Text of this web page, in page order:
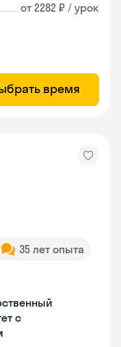
от 2282 ₽ / урок
время
35 лет опыта
с